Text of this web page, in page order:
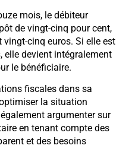
mois, le débiteur
de vingt-cinq pour cent,
cinq euros. Si elle est
elle devient intégralement
le bénéficiaire.
fiscales dans sa
la situation
argumenter sur
en tenant compte des
et des besoins